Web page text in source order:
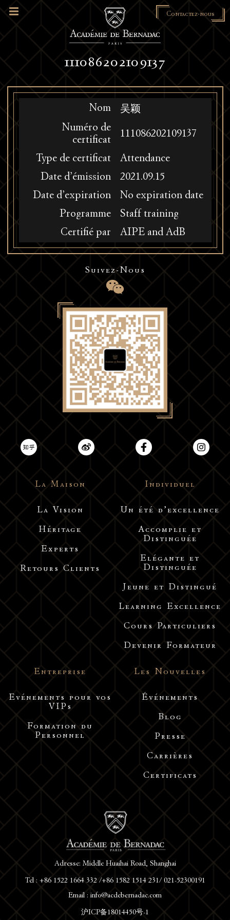
Contactez-nous
111086202109137
Nom
吴颖
Numéro de
certificat
111086202109137
Type de certificat
Attendance
Date d’émission
2021.09.15
Date d’expiration
No expiration date
Programme
Staff training
Certifié par
AIPE and AdB
Suivez-Nous
La Maison
La Vision
Héritage
Experts
Retours Clients
Individuel
Un été d’excellence
Accomplie et
Distinguée
Elégante et
Distinguée
Jeune et Distingué
Learning Excellence
Cours Particuliers
Devenir Formateur
Adresse: Middle Huaihai Road, Shanghai
Tel : +86 1522 1664 332 /+86 1582 1514 231/ 021-52300191
Email : info@acdebernadac.com
沪ICP备18014450号-1
Entreprise
Evénements pour vos
VIPs
Formation du
Personnel
Les Nouvelles
Événements
Blog
Presse
Carrières
Certificats